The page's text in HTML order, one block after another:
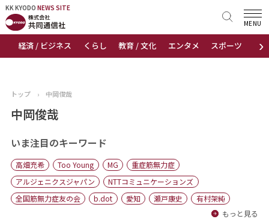
KK KYODO NEWS SITE
›
経済 / ビジネス くらし 教育 / 文化 エンタメ スポーツ 地域
MENU
KK KYODONEWS SITE
トップページ
ニュース
おすすめコンテンツ
出版物
会社概要
トップ › 中岡俊哉
中岡俊哉
いま注目のキーワード
高畑充希 Too Young MG
重症筋無力症
アルジェニクスジャパン
NTTコミュニケーションズ
全国筋無力症友の会
b.dot 愛知 瀬戸康史
有村架純
もっと見る